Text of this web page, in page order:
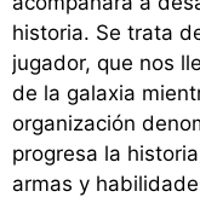
historia. Se trata
jugador, que nos
de la galaxia
organización
progresa la
armas y